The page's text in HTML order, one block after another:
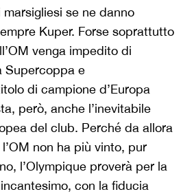
se ne danno
Kuper. Forse soprattutto
venga impedito di
Supercoppa e
di campione d’Europa
però, anche l’inevitabile
del club. Perché da allora
non ha più vinto, pur
l’Olympique proverà per la
con la fiducia